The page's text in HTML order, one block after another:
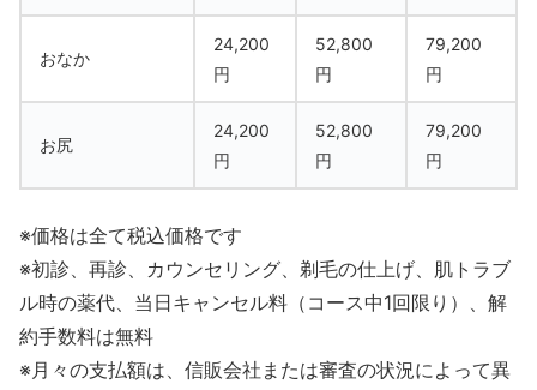
おなか
24,200
円
52,800
円
79,200
円
お尻
24,200
円
52,800
円
79,200
円
※価格は全て税込価格です
※初診、再診、カウンセリング、剃毛の仕上げ、肌トラブ
ル時の薬代、当日キャンセル料（コース中1回限り）、解
約手数料は無料
※月々の支払額は、信販会社または審査の状況によって異